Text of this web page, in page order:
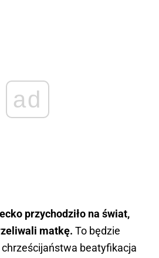
ad
przychodziło na świat,
matkę. To będzie
beatyfikacja